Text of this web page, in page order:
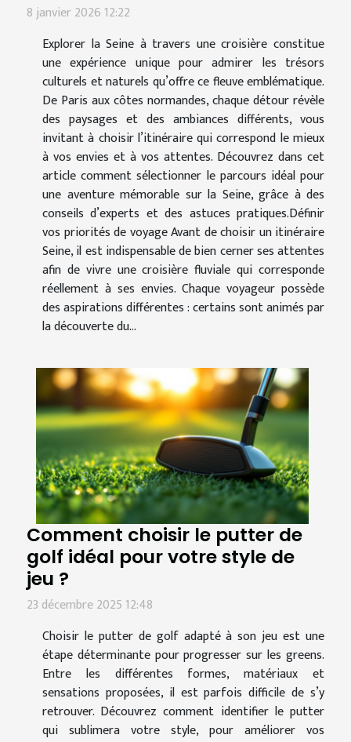
8 janvier 2026 12:22
Explorer la Seine à travers une croisière constitue
une expérience unique pour admirer les trésors
culturels et naturels qu’offre ce fleuve emblématique.
De Paris aux côtes normandes, chaque détour révèle
des paysages et des ambiances différents, vous
invitant à choisir l’itinéraire qui correspond le mieux
à vos envies et à vos attentes. Découvrez dans cet
article comment sélectionner le parcours idéal pour
une aventure mémorable sur la Seine, grâce à des
conseils d’experts et des astuces pratiques.Définir
vos priorités de voyage Avant de choisir un itinéraire
Seine, il est indispensable de bien cerner ses attentes
afin de vivre une croisière fluviale qui corresponde
réellement à ses envies. Chaque voyageur possède
des aspirations différentes : certains sont animés par
la découverte du...
Comment choisir le putter de
golf idéal pour votre style de
jeu ?
23 décembre 2025 12:48
Choisir le putter de golf adapté à son jeu est une
étape déterminante pour progresser sur les greens.
Entre les différentes formes, matériaux et
sensations proposées, il est parfois difficile de s’y
retrouver. Découvrez comment identifier le putter
qui sublimera votre style, pour améliorer vos